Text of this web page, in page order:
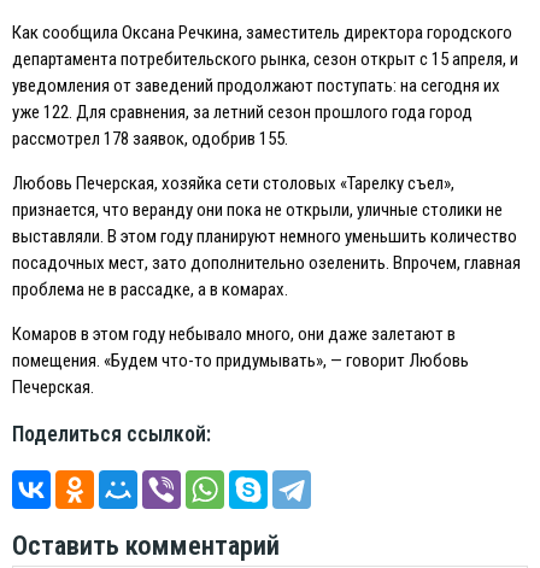
Как сообщила Оксана Речкина, заместитель директора городского
департамента потребительского рынка, сезон открыт с 15 апреля, и
уведомления от заведений продолжают поступать: на сегодня их
уже 122. Для сравнения, за летний сезон прошлого года город
рассмотрел 178 заявок, одобрив 155.
Любовь Печерская, хозяйка сети столовых «Тарелку съел»,
признается, что веранду они пока не открыли, уличные столики не
выставляли. В этом году планируют немного уменьшить количество
посадочных мест, зато дополнительно озеленить. Впрочем, главная
проблема не в рассадке, а в комарах.
Комаров в этом году небывало много, они даже залетают в
помещения. «Будем что-то придумывать», — говорит Любовь
Печерская.
Поделиться ссылкой:
Оставить комментарий